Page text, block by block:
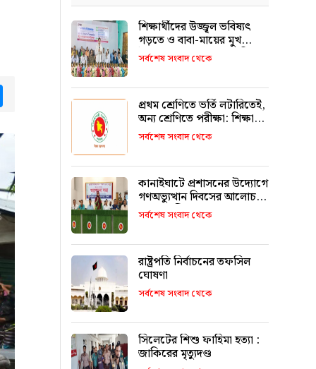
শিক্ষার্থীদের উজ্জ্বল ভবিষ্যৎ
গড়তে ও বাবা-মায়ের মুখ
উজ্জ্বল করতে কার্যকর ভূমিকা
রাখবে : কয়েস লোদী
সর্বশেষ সংবাদ থেকে
প্রথম শ্রেণিতে ভর্তি লটারিতেই,
অন্য শ্রেণিতে পরীক্ষা: শিক্ষা
মন্ত্রণালয়
সর্বশেষ সংবাদ থেকে
কানাইঘাটে প্রশাসনের উদ্যোগে
গণঅভ্যুত্থান দিবসের আলোচনা
সভা অনুষ্ঠিত
সর্বশেষ সংবাদ থেকে
রাষ্ট্রপতি নির্বাচনের তফসিল
ঘোষণা
সর্বশেষ সংবাদ থেকে
সিলেটের শিশু ফাহিমা হত্যা :
জাকিরের মৃত্যুদণ্ড